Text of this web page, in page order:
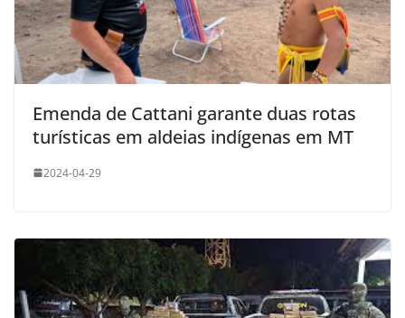
Emenda de Cattani garante duas rotas
turísticas em aldeias indígenas em MT
2024-04-29